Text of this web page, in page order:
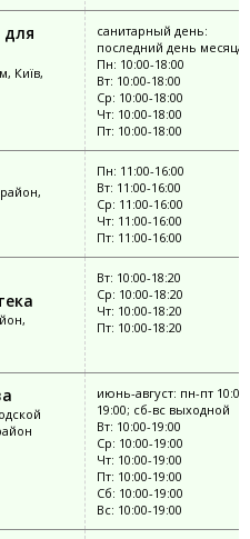
для
Київ,
санитарный день:
последний день месяца
Пн: 10:00-18:00
Вт: 10:00-18:00
Ср: 10:00-18:00
Чт: 10:00-18:00
Пт: 10:00-18:00
Пн: 11:00-16:00
Вт: 11:00-16:00
Ср: 11:00-16:00
Чт: 11:00-16:00
Пт: 11:00-16:00
Вт: 10:00-18:20
Ср: 10:00-18:20
Чт: 10:00-18:20
Пт: 10:00-18:20
июнь-август: пн-пт 10:00-
19:00; сб-вс выходной
Вт: 10:00-19:00
Ср: 10:00-19:00
Чт: 10:00-19:00
Пт: 10:00-19:00
Сб: 10:00-19:00
Вс: 10:00-19:00